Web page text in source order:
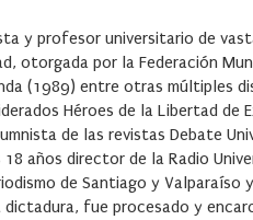
y profesor universitario de
otorgada por la Federación
(1989) entre otras múltiples
Héroes de la Libertad de
de las revistas Debate
años director de la Radio
de Santiago y Valparaíso
fue procesado y